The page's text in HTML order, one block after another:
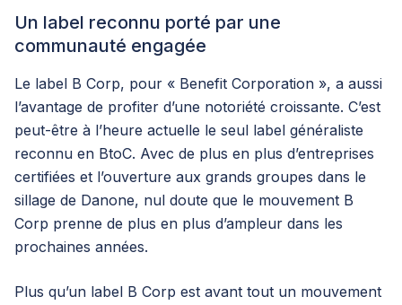
Un label reconnu porté par une
communauté engagée
Le label B Corp, pour « Benefit Corporation », a aussi
l’avantage de profiter d’une notoriété croissante. C’est
peut-être à l’heure actuelle le seul label généraliste
reconnu en BtoC. Avec de plus en plus d’entreprises
certifiées et l’ouverture aux grands groupes dans le
sillage de Danone, nul doute que le mouvement B
Corp prenne de plus en plus d’ampleur dans les
prochaines années.
Plus qu’un label B Corp est avant tout un mouvement